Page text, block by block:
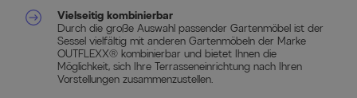
Vielseitig kombinierbar
Durch die große Auswahl passender Gartenmöbel ist der
Sessel vielfältig mit anderen Gartenmöbeln der Marke
OUTFLEXX® kombinierbar und bietet Ihnen die
Möglichkeit, sich Ihre Terrasseneinrichtung nach Ihren
Vorstellungen zusammenzustellen.